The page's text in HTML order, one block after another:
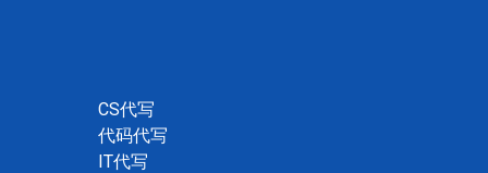
CS代写
代码代写
IT代写